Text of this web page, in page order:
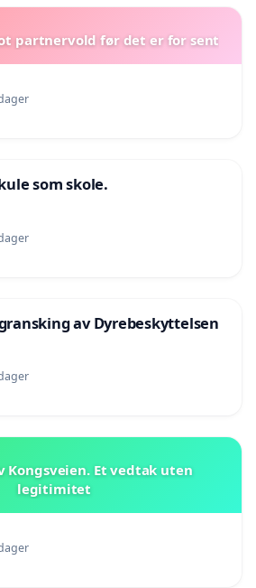
partnervold før det er for sent
som skole.
av Dyrebeskyttelsen
Kongsveien. Et vedtak uten
legitimitet